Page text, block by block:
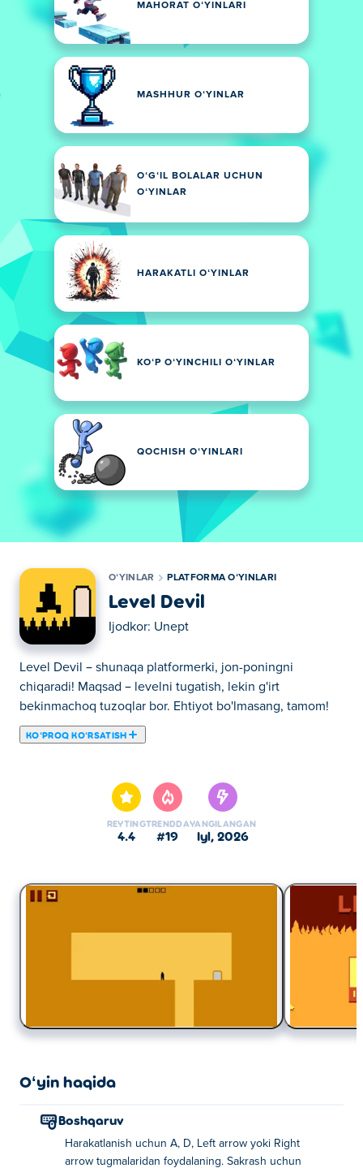
MAHORAT OʻYINLARI
MASHHUR OʻYINLAR
OʻGʻIL BOLALAR UCHUN
OʻYINLAR
HARAKATLI OʻYINLAR
KOʻP OʻYINCHILI OʻYINLAR
QOCHISH OʻYINLARI
OʻYINLAR PLATFORMA OʻYINLARI
Level Devil
Ijodkor: Unept
Level Devil – shunaqa platformerki, jon-poningni
chiqaradi! Maqsad – levelni tugatish, lekin g'irt
bekinmachoq tuzoqlar bor. Ehtiyot bo'lmasang, tamom!
KOʻPROQ KOʻRSATISH
REYTING
4.4
TRENDDA
#19
YANGILANGAN
iyl, 2026
Oʻyin haqida
Boshqaruv
Harakatlanish uchun A, D, Left arrow yoki Right
arrow tugmalaridan foydalaning. Sakrash uchun